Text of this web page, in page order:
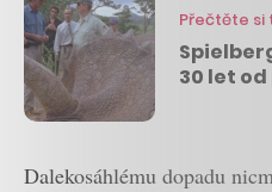
Přečtěte si
30 let
Dalekosáhlému dopadu